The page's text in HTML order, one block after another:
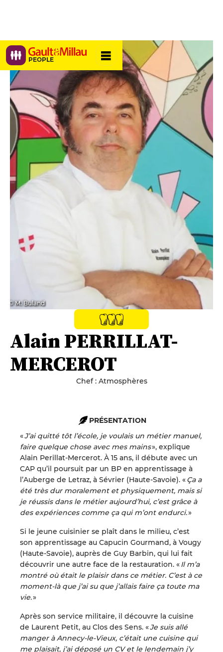
PEOPLE
© M. Buland
Alain PERRILLAT-
MERCEROT
Chef : Atmosphères
PRÉSENTATION
«J’ai quitté tôt l’école, je voulais un métier manuel,
faire quelque chose avec mes mains», explique
Alain Perillat-Mercerot. À 15 ans, il débute avec un
CAP qu’il poursuit par un BP en apprentissage à
l’Auberge de Letraz, à Sévrier (Haute-Savoie). «Ça a
été très dur moralement et physiquement, mais si
je réussis dans le métier aujourd’hui, c’est grâce à
des expériences comme ça qui m’ont endurci.»
Si le jeune cuisinier se plaît dans le milieu, c’est
son apprentissage au Capucin Gourmand, à Vougy
(Haute-Savoie), auprès de Guy Barbin, qui lui fait
découvrir une autre face de la restauration. «Il m’a
montré où était le plaisir dans ce métier. C’est à ce
moment-là que j’ai su que j’allais faire ça toute ma
vie.»
Après son service militaire, il découvre la cuisine
de Laurent Petit, au Clos des Sens. «Je suis allé
manger à Annecy-le-Vieux, c’était une cuisine qui
me plaisait, j’ai déposé un CV et le lendemain j’y